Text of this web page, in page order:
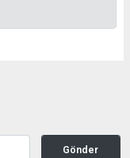
Gönder